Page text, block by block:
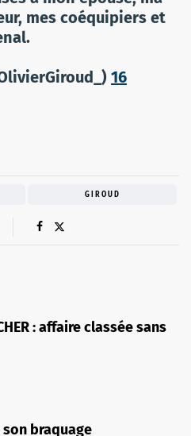
mes coéquipiers et
16
GIROUD
: affaire classée sans
son braquage